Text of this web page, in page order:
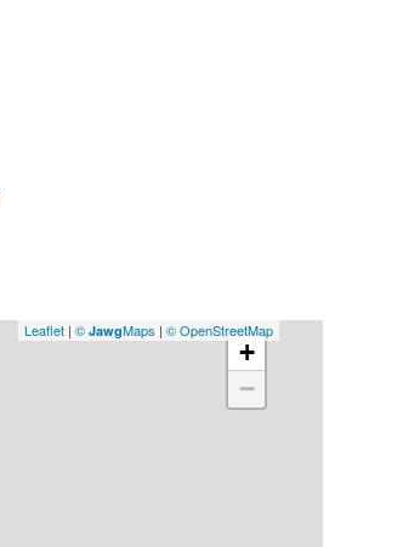
+
−
Leaflet| © JawgMaps | © OpenStreetMap